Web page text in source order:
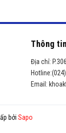
Thông
Địa chỉ:
Hotline:
Email:
bởi Sapo